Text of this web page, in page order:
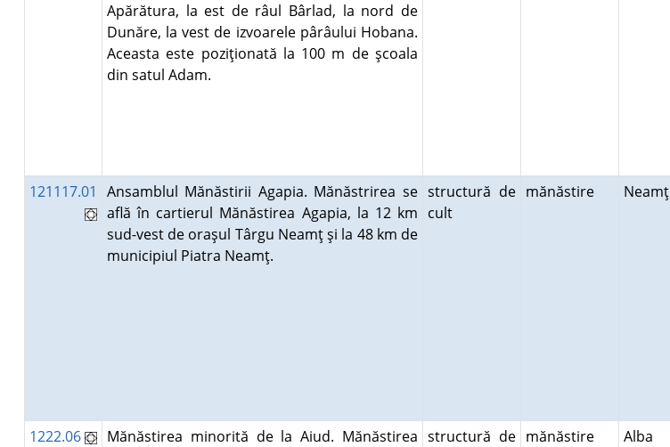
Apărătura, la est de râul Bârlad, la nord de
Dunăre, la vest de izvoarele pârâului Hobana.
Aceasta este poziţionată la 100 m de şcoala
din satul Adam.
121117.01
Ansamblul Mănăstirii Agapia. Mănăstrirea se
află în cartierul Mănăstirea Agapia, la 12 km
sud-vest de oraşul Târgu Neamţ şi la 48 km de
municipiul Piatra Neamţ.
structură de
cult
mănăstire Neamţ
1222.06
Mănăstirea minorită de la Aiud. Mănăstirea structură de mănăstire Alba